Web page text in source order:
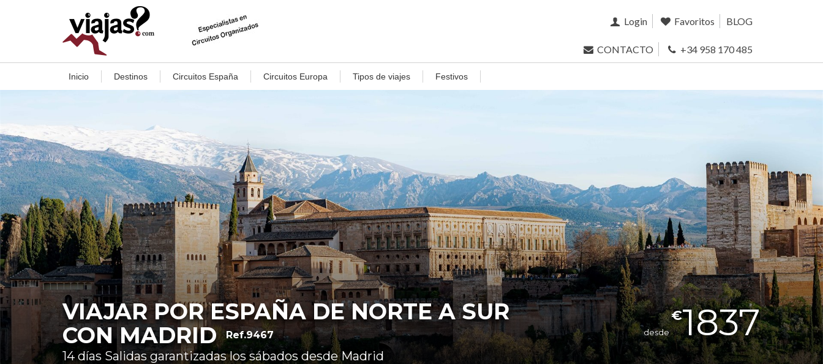
Login Favoritos BLOG
CONTACTO +34 958 170 485
Inicio Destinos Circuitos España Circuitos Europa Tipos de viajes Festivos
VIAJAR POR ESPAÑA DE NORTE A SUR
CON MADRID Ref.9467
14 días Salidas garantizadas los sábados desde Madrid
desde
€1837